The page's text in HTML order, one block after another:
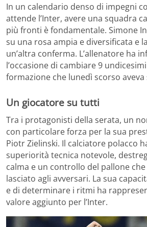
In un calendario denso di impegni
attende l’Inter, avere una squadra
più fronti è fondamentale. Simone
su una rosa ampia e diversificata e
un’altra conferma. L’allenatore ha
l’occasione di cambiare 9
formazione che lunedì scorso
Un giocatore su tutti
Tra i protagonisti della serata, un
con particolare forza per la sua
Piotr Zielinski. Il calciatore polacco
superiorità tecnica notevole,
calma e un controllo del pallone
lasciato agli avversari. La sua
e di determinare i ritmi ha
valore aggiunto per l’Inter.